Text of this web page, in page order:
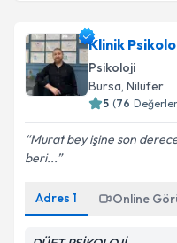
Klinik
Psikoloji
Bursa, Nilüfer
5 (76
Murat bey işine son
beri...
Adres 1 Online